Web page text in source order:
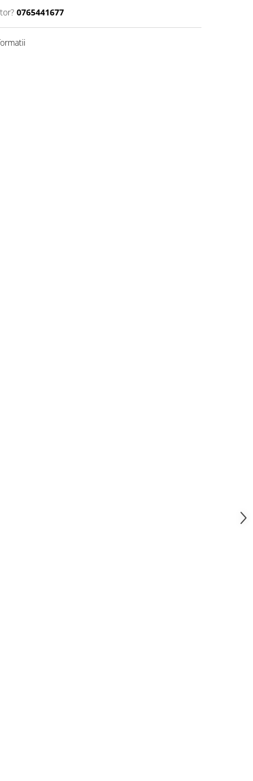
0765441677